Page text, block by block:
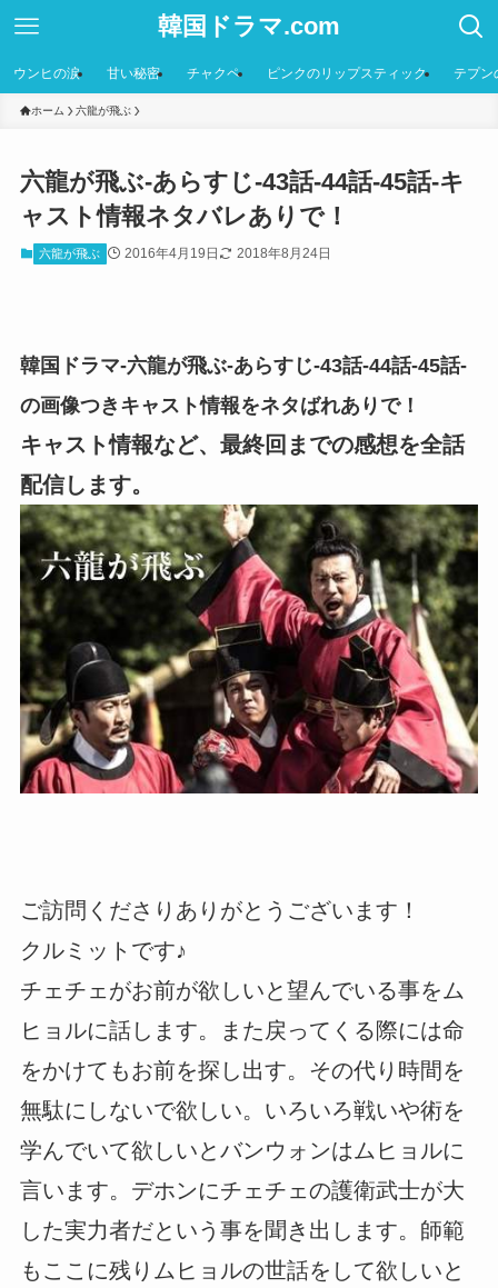
韓国ドラマ.com
ウンヒの涙 甘い秘密 チャクペ ピンクのリップスティック テプン
ホーム 六龍が飛ぶ
六龍が飛ぶ-あらすじ-43話-44話-45話-キ
ャスト情報ネタバレありで！
六龍が飛ぶ 2016年4月19日 2018年8月24日
韓国ドラマ-六龍が飛ぶ-あらすじ-43話-44話-45話-
の画像つきキャスト情報をネタばれありで！
キャスト情報など、最終回までの感想を全話
配信します。
ご訪問くださりありがとうございます！
クルミットです♪
チェチェがお前が欲しいと望んでいる事をム
ヒョルに話します。また戻ってくる際には命
をかけてもお前を探し出す。その代り時間を
無駄にしないで欲しい。いろいろ戦いや術を
学んでいて欲しいとバンウォンはムヒョルに
言います。デホンにチェチェの護衛武士が大
した実力者だという事を聞き出します。師範
もここに残りムヒョルの世話をして欲しいと